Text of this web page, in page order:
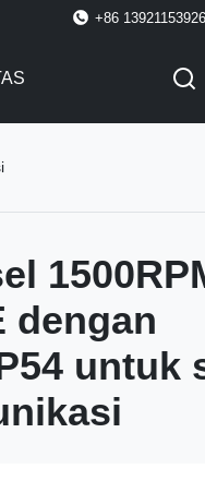
+86 13921153926
dengan
untuk